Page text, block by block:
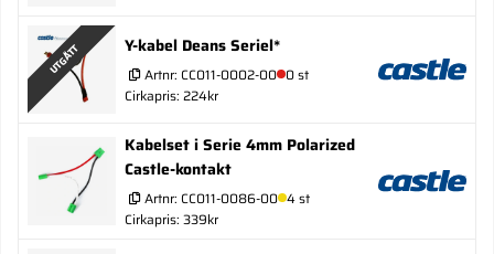
UTGÅTT Y-kabel Deans Seriel*
Artnr: CC011-0002-00 0 st
Cirkapris: 224kr
Kabelset i Serie 4mm Polarized
Castle-kontakt
Artnr: CC011-0086-00 4 st
Cirkapris: 339kr